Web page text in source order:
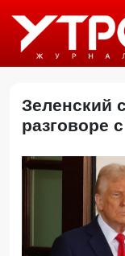
Зеленский
разговоре